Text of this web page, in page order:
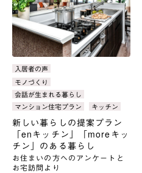
カ
テ
ゴ
リ：
入居者の声
タ
グ：
モノづくり
会話が生まれる暮らし
マンション住宅プラン
キッチン
新しい暮らしの提案プラン
「enキッチン」「moreキッ
チン」のある暮らし
お住まいの方へのアンケートと
お宅訪問より